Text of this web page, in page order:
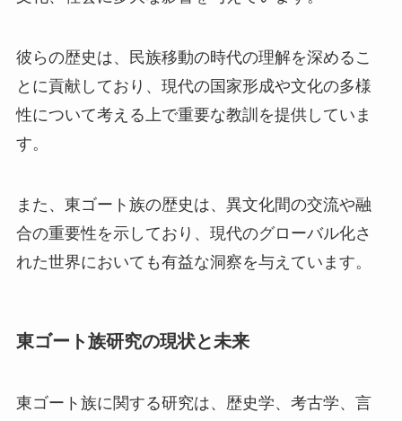
彼らの歴史は、民族移動の時代の理解を深めるこ
とに貢献しており、現代の国家形成や文化の多様
性について考える上で重要な教訓を提供していま
す。
また、東ゴート族の歴史は、異文化間の交流や融
合の重要性を示しており、現代のグローバル化さ
れた世界においても有益な洞察を与えています。
東ゴート族研究の現状と未来
東ゴート族に関する研究は、歴史学、考古学、言